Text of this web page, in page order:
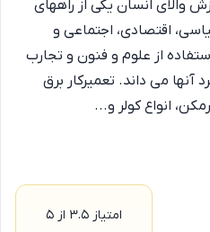
والای انسان یکی از راههای
اقتصادی، اجتماعی و
از علوم و فنون و تجارب
می داند. تعمیرکار برق
انواع کولر و...
امتیاز۳.۵ از ۵